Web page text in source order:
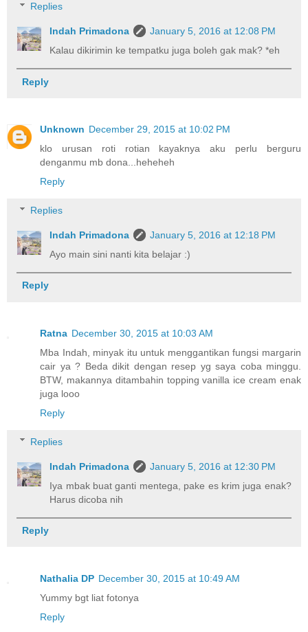
Replies
Indah Primadona
January 5, 2016 at 12:08 PM
Kalau dikirimin ke tempatku juga boleh gak mak? *eh
Reply
Unknown December 29, 2015 at 10:02 PM
klo urusan roti rotian kayaknya aku perlu berguru
denganmu mb dona...heheheh
Reply
Replies
Indah Primadona
January 5, 2016 at 12:18 PM
Ayo main sini nanti kita belajar :)
Reply
Ratna December 30, 2015 at 10:03 AM
Mba Indah, minyak itu untuk menggantikan fungsi margarin
cair ya ? Beda dikit dengan resep yg saya coba minggu.
BTW, makannya ditambahin topping vanilla ice cream enak
juga looo
Reply
Replies
Indah Primadona
January 5, 2016 at 12:30 PM
Iya mbak buat ganti mentega, pake es krim juga enak?
Harus dicoba nih
Reply
Nathalia DP December 30, 2015 at 10:49 AM
Yummy bgt liat fotonya
Reply